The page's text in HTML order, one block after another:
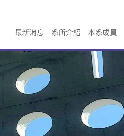
最新消息 系所介紹 本系成員